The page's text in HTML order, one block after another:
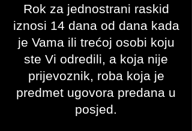
Rok za jednostrani raskid
iznosi 14 dana od dana kada
je Vama ili trećoj osobi koju
ste Vi odredili, a koja nije
prijevoznik, roba koja je
predmet ugovora predana u
posjed.